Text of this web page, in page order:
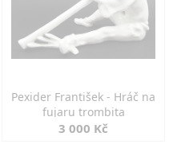
Pexider František - Hráč na
fujaru trombita
3 000 Kč